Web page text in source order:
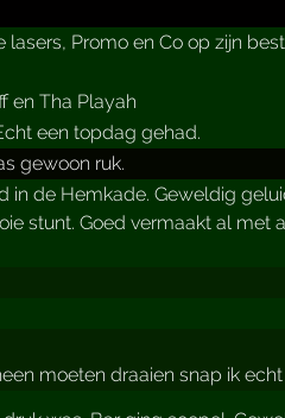
Promo en Co op zijn
en Tha Playah
een topdag gehad.
gewoon ruk.
in de Hemkade. Geweldig
stunt. Goed vermaakt al met
draaien snap ik echt niet